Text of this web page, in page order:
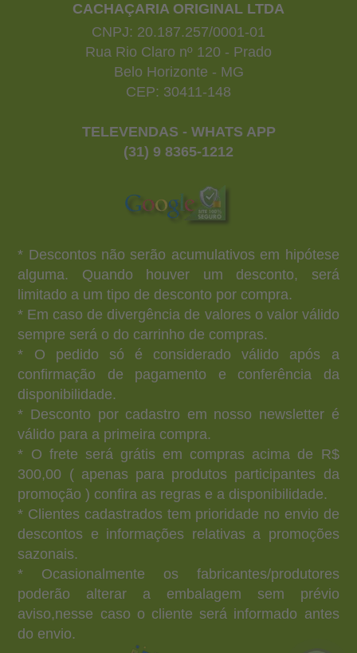
CACHAÇARIA ORIGINAL LTDA
CNPJ: 20.187.257/0001-01
Rua Rio Claro nº 120 - Prado
Belo Horizonte - MG
CEP: 30411-148
TELEVENDAS - WHATS APP
(31) 9 8365-1212
* Descontos não serão acumulativos em hipótese
alguma. Quando houver um desconto, será
limitado a um tipo de desconto por compra.
* Em caso de divergência de valores o valor válido
sempre será o do carrinho de compras.
* O pedido só é considerado válido após a
confirmação de pagamento e conferência da
disponibilidade.
* Desconto por cadastro em nosso newsletter é
válido para a primeira compra.
* O frete será grátis em compras acima de R$
300,00 ( apenas para produtos participantes da
promoção ) confira as regras e a disponibilidade.
* Clientes cadastrados tem prioridade no envio de
descontos e informações relativas a promoções
sazonais.
* Ocasionalmente os fabricantes/produtores
poderão alterar a embalagem sem prévio
aviso,nesse caso o cliente será informado antes
do envio.